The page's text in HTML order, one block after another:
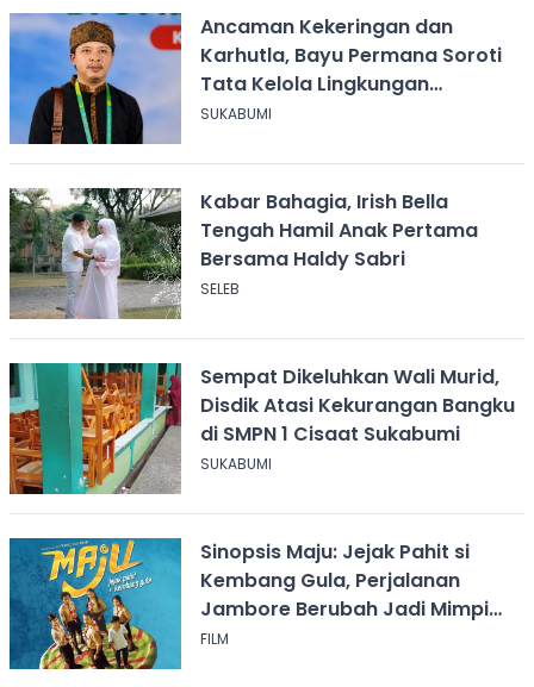
Ancaman Kekeringan dan
Karhutla, Bayu Permana Soroti
Tata Kelola Lingkungan
Sukabumi
SUKABUMI
Kabar Bahagia, Irish Bella
Tengah Hamil Anak Pertama
Bersama Haldy Sabri
SELEB
Sempat Dikeluhkan Wali Murid,
Disdik Atasi Kekurangan Bangku
di SMPN 1 Cisaat Sukabumi
SUKABUMI
Sinopsis Maju: Jejak Pahit si
Kembang Gula, Perjalanan
Jambore Berubah Jadi Mimpi
Buruk
FILM